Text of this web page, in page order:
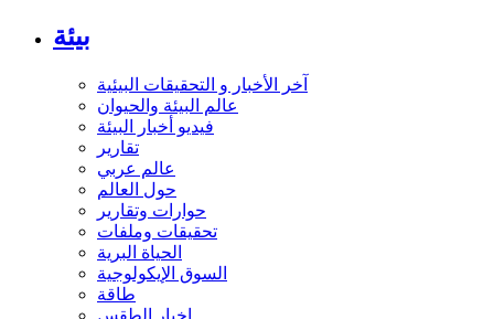
بيئة
آخر الأخبار و التحقيقات البيئية
عالم البيئة والحيوان
فيديو أخبار البيئة
تقارير
عالم عربي
حول العالم
حوارات وتقارير
تحقيقات وملفات
الحياة البرية
السوق الإيكولوجية
طاقة
اخبار الطقس